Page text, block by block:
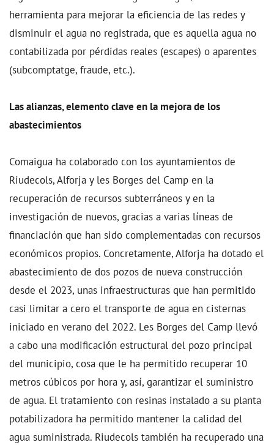
herramienta para mejorar la eficiencia de las redes y
disminuir el agua no registrada, que es aquella agua no
contabilizada por pérdidas reales (escapes) o aparentes
(subcomptatge, fraude, etc.).
Las alianzas, elemento clave en la mejora de los
abastecimientos
Comaigua ha colaborado con los ayuntamientos de
Riudecols, Alforja y les Borges del Camp en la
recuperación de recursos subterráneos y en la
investigación de nuevos, gracias a varias líneas de
financiación que han sido complementadas con recursos
económicos propios. Concretamente, Alforja ha dotado el
abastecimiento de dos pozos de nueva construcción
desde el 2023, unas infraestructuras que han permitido
casi limitar a cero el transporte de agua en cisternas
iniciado en verano del 2022. Les Borges del Camp llevó
a cabo una modificación estructural del pozo principal
del municipio, cosa que le ha permitido recuperar 10
metros cúbicos por hora y, así, garantizar el suministro
de agua. El tratamiento con resinas instalado a su planta
potabilizadora ha permitido mantener la calidad del
agua suministrada. Riudecols también ha recuperado una